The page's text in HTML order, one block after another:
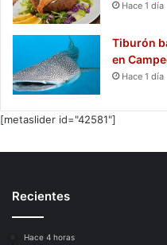
Hace 1 día
Tiburón
en
Hace 1 día
[metaslider id="42581"]
Recientes
Hace 4 horas